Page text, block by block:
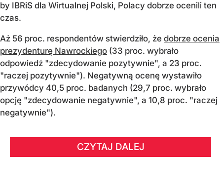
by IBRiS dla Wirtualnej Polski, Polacy dobrze ocenili ten
czas.
Aż 56 proc. respondentów stwierdziło, że dobrze ocenia
prezydenturę Nawrockiego (33 proc. wybrało
odpowiedź "zdecydowanie pozytywnie", a 23 proc.
"raczej pozytywnie"). Negatywną ocenę wystawiło
przywódcy 40,5 proc. badanych (29,7 proc. wybrało
opcję "zdecydowanie negatywnie", a 10,8 proc. "raczej
negatywnie").
CZYTAJ DALEJ